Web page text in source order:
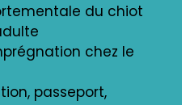
du chiot
chez le
passeport,